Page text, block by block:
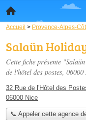
Accueil > Provence-Alpes-
Salaün
Cette fiche présente
de l'hôtel des postes, 06000
32 Rue de l'Hôtel des
06000 Nice
📞 Appeler cette agence